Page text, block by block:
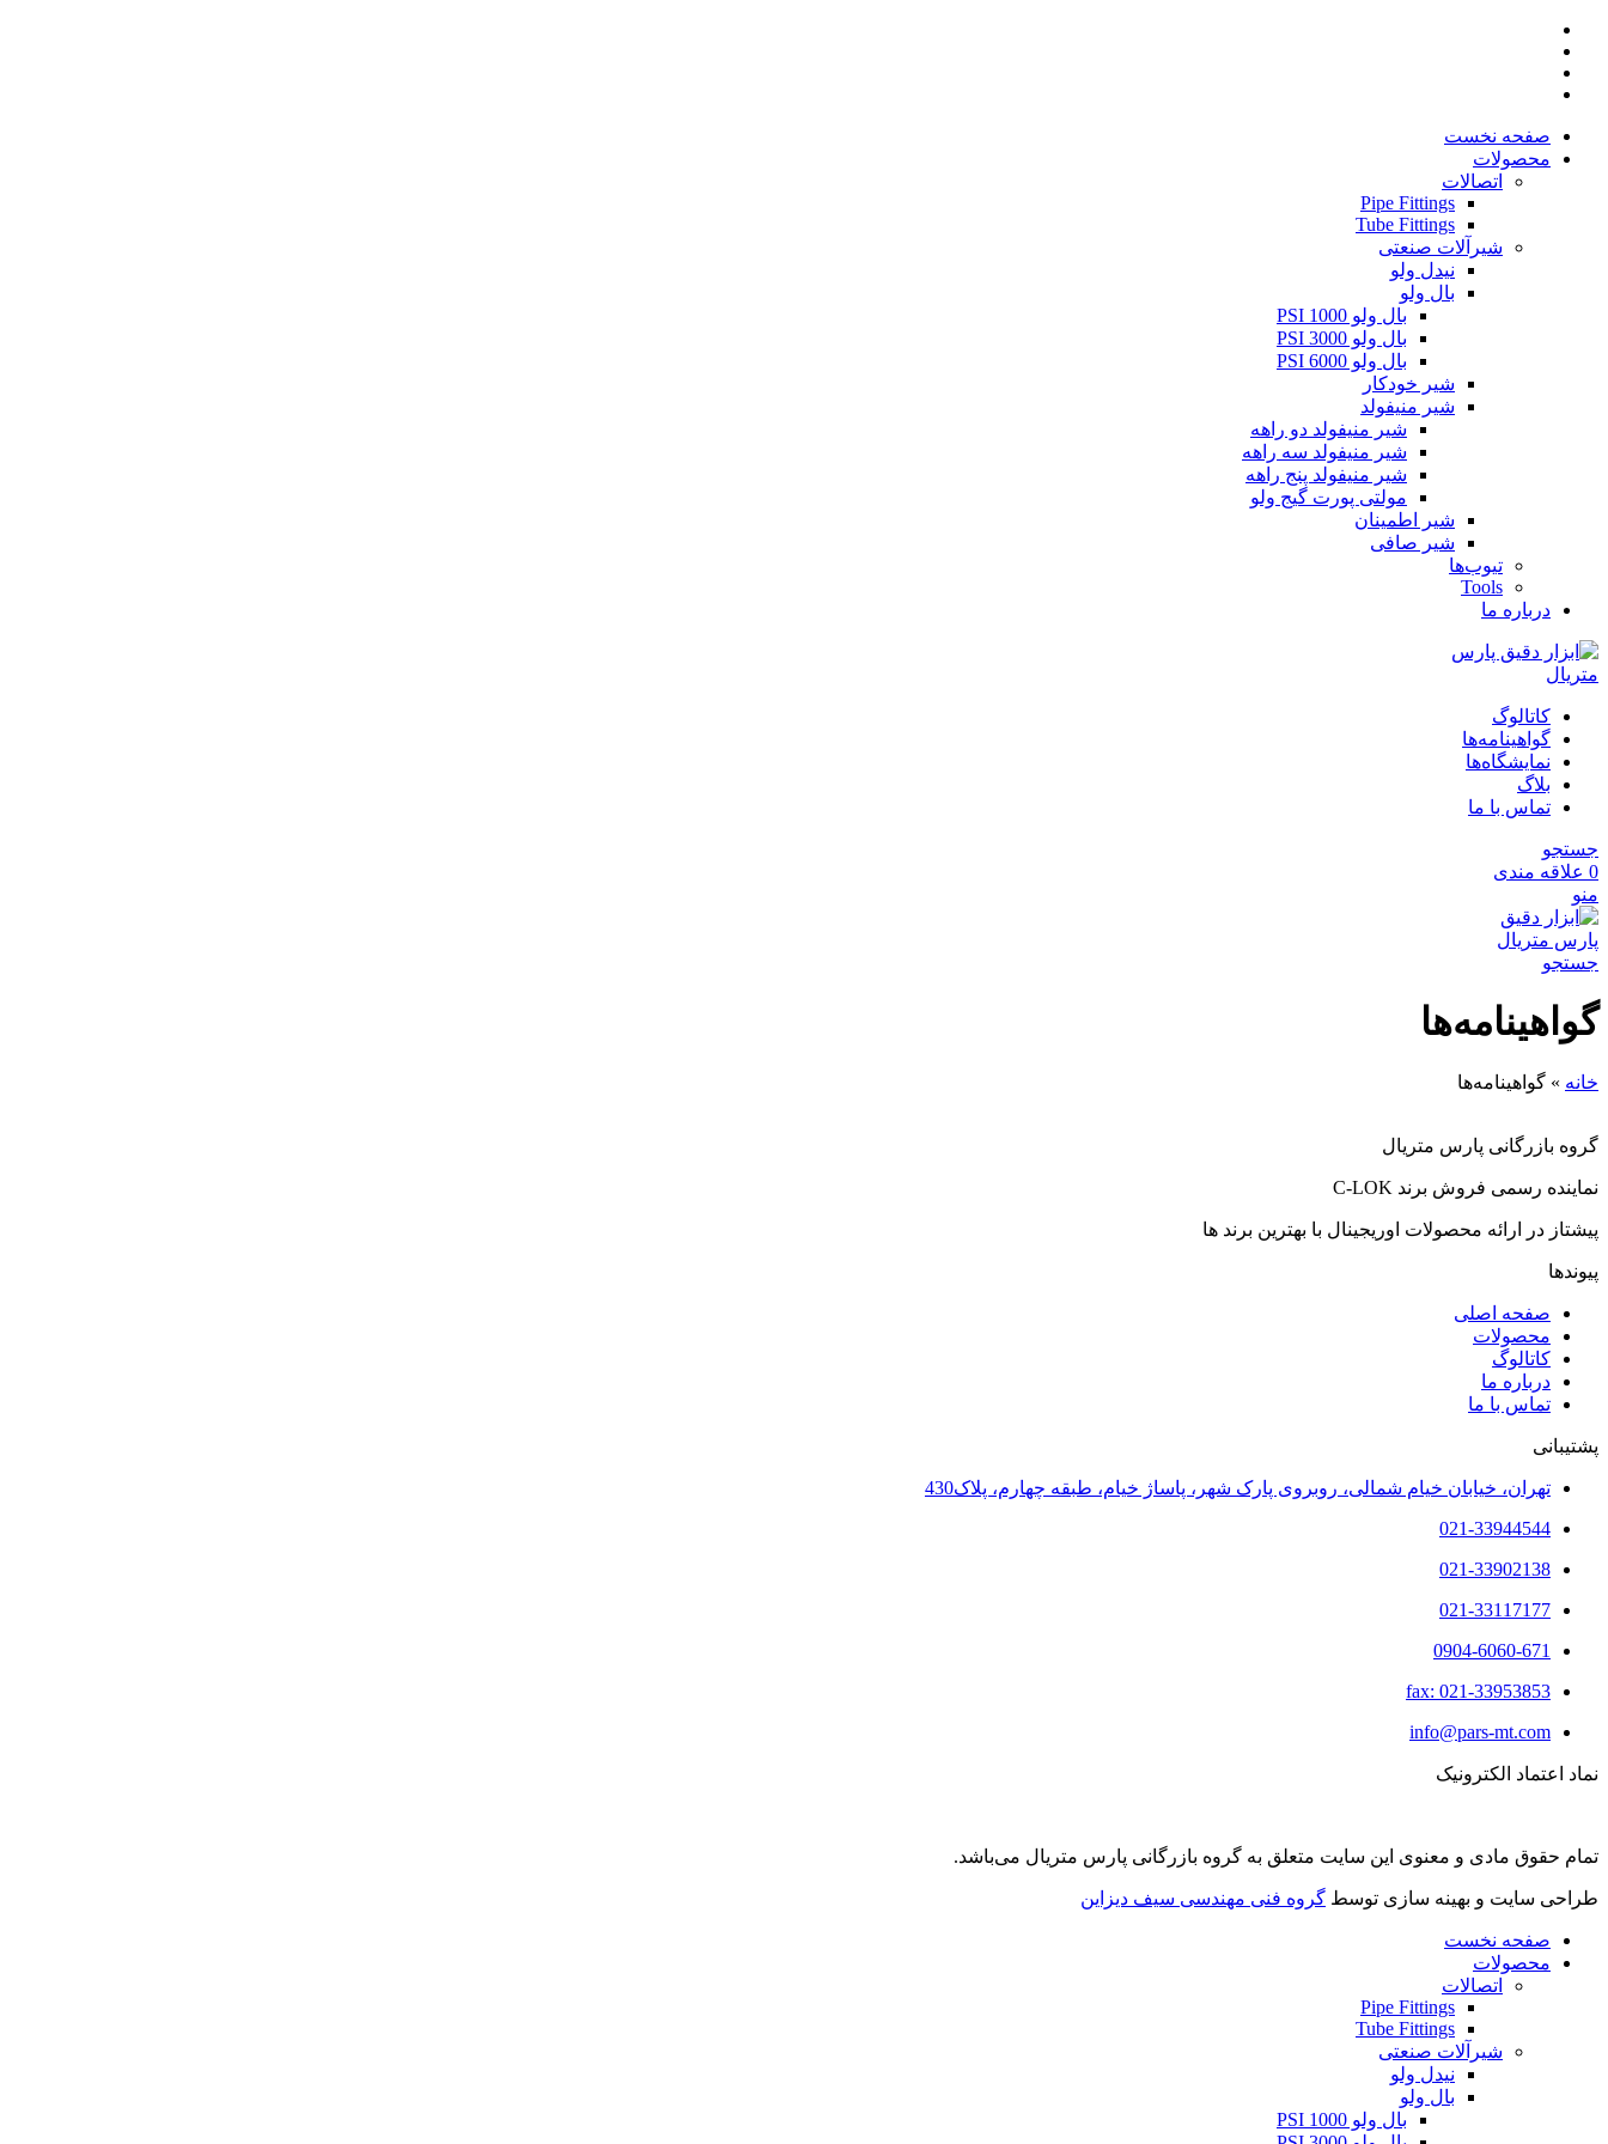
صفحه نخست
محصولات
اتصالات
Pipe Fittings
Tube Fittings
شیرآلات صنعتی
نیدل ولو
بال ولو
بال ولو 1000 PSI
بال ولو 3000 PSI
بال ولو 6000 PSI
شیر خودکار
شیر منیفولد
شیر منیفولد دو راهه
شیر منیفولد سه راهه
شیر منیفولد پنج راهه
مولتی پورت گیج ولو
شیر اطمینان
شیر صافی
تیوب‌ها
Tools
درباره ما
کاتالوگ
گواهینامه‌ها
نمایشگاه‌ها
بلاگ
تماس با ما
جستجو
0 علاقه مندی
منو
جستجو
گواهینامه‌ها
خانه » گواهینامه‌ها
گروه بازرگانی پارس متریال
نماینده رسمی فروش برند C-LOK
پیشتاز در ارائه محصولات اوریجینال با بهترین برند ها
پیوندها
صفحه اصلی
محصولات
کاتالوگ
درباره ما
تماس با ما
پشتیبانی
تهران، خیابان خیام شمالی، روبروی پارک شهر، پاساژ خیام، طبقه چهارم، پلاک430
021-33944544
021-33902138
021-33117177
0904-6060-671
fax: 021-33953853
info@pars-mt.com
نماد اعتماد الکترونیک
تمام حقوق مادی و معنوی این سایت متعلق به گروه بازرگانی پارس متریال می‌باشد.
طراحی سایت و بهینه سازی توسط گروه فنی مهندسی سیف دیزاین
صفحه نخست
محصولات
اتصالات
Pipe Fittings
Tube Fittings
شیرآلات صنعتی
نیدل ولو
بال ولو
بال ولو 1000 PSI